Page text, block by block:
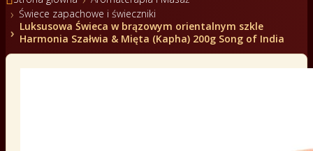
Świece zapachowe i świeczniki
Luksusowa Świeca w brązowym orientalnym szkle
Harmonia Szałwia & Mięta (Kapha) 200g Song of India